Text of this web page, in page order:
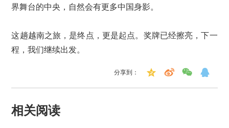
界舞台的中央，自然会有更多中国身影。
这趟越南之旅，是终点，更是起点。奖牌已经擦亮，下一
程，我们继续出发。
分享到：
相关阅读